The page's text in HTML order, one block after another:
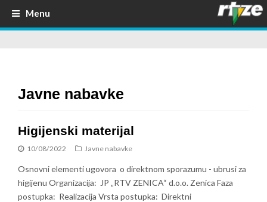
Menu
Javne nabavke
Higijenski materijal
10/08/2022 Javne nabavke
Osnovni elementi ugovora o direktnom sporazumu - ubrusi za
higijenu Organizacija: JP „RTV ZENICA“ d.o.o. Zenica Faza
postupka: Realizacija Vrsta postupka: Direktni